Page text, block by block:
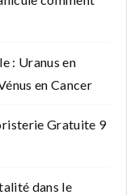
: Uranus en
en Cancer
Gratuite 9
dans le